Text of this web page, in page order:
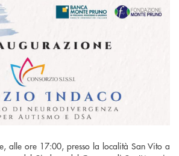
alle ore 17:00, presso la località San Vito a